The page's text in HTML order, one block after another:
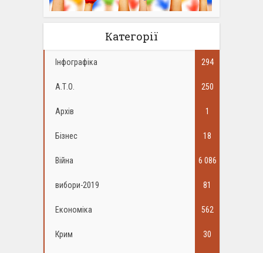
Категорії
Інфографіка 294
А.Т.О. 250
Архів 1
Бізнес 18
Війна 6 086
вибори-2019 81
Економіка 562
Крим 30